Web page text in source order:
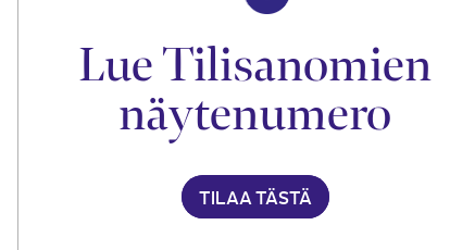
Lue Tilisanomien
näytenumero
TILAA TÄSTÄ